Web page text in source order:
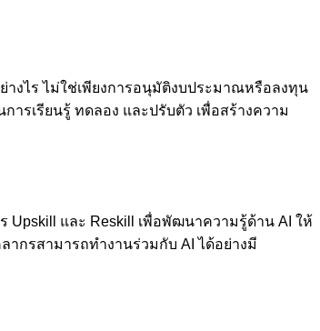
างไร ไม่ใช่เพียงการอนุมัติงบประมาณหรือลงทุน
ารเรียนรู้ ทดลอง และปรับตัว เพื่อสร้างความ
Upskill และ Reskill เพื่อพัฒนาความรู้ด้าน AI ให้
ากรสามารถทำงานร่วมกับ AI ได้อย่างมี